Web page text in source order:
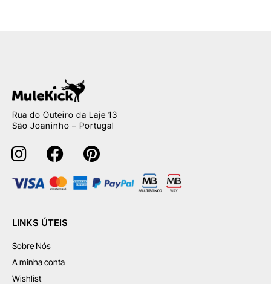
Rua do Outeiro da Laje 13
São Joaninho – Portugal
LINKS ÚTEIS
Sobre Nós
A minha conta
Wishlist